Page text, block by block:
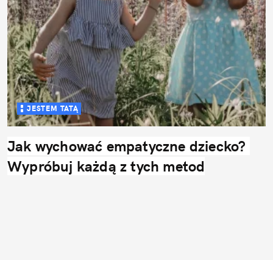
JESTEM TATĄ
Jak wychować empatyczne dziecko?
Wypróbuj każdą z tych metod